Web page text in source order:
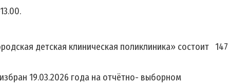
детская клиническая поликлиника» состоит 147
19.03.2026 года на отчётно- выборном